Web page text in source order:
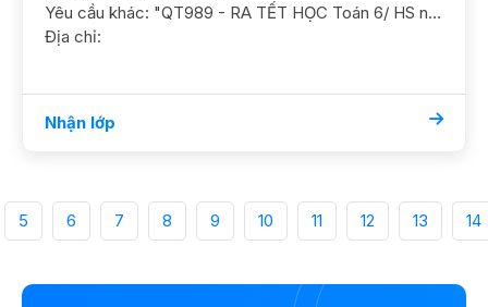
Yêu cầu khác: "QT989 - RA TẾT HỌC Toán 6/ HS nam/ HL TB Cần học cơ bản, ko yêu cầu cao. HS bị tăng động giảm chú ý, ngoan nhưng học chậm, phải dạy nhiều lần mới nhớ Cần GS kiên nhẫn, có kinh nghiệm dạy các em đặc biệt GS nam nữ ok. ĐC Thổ Quan, Đống Đa Học phí 200k/buổi (học 1,5h)"
Địa chỉ:
Nhận lớp
5 6 7 8 9 10 11 12 13 14